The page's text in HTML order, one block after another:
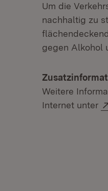
Um die
nachhaltig zu
gegen Alkohol
Weitere
Internet unter